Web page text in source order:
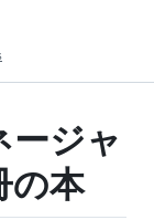
ージャ
の本